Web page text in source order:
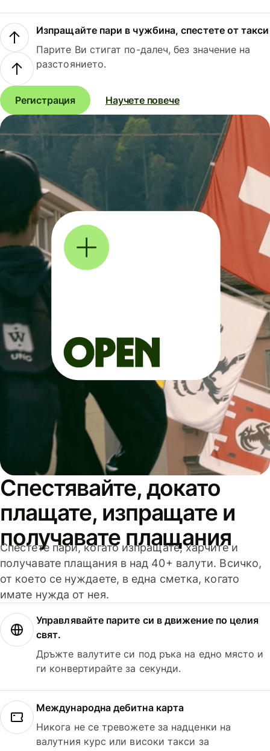
Изпращайте пари в чужбина, спестете от такси
Парите Ви стигат по-далеч, без значение на
разстоянието.
Регистрация Научете повече
Спестявайте, докато
плащате, изпращате и
получавате плащания
Спестете пари, когато изпращате, харчите и
получавате плащания в над 40+ валути. Всичко,
от което се нуждаете, в една сметка, когато
имате нужда от нея.
Управлявайте парите си в движение по целия
свят.
Дръжте валутите си под ръка на едно място и
ги конвертирайте за секунди.
Международна дебитна карта
Никога не се тревожете за надценки на
валутния курс или високи такси за